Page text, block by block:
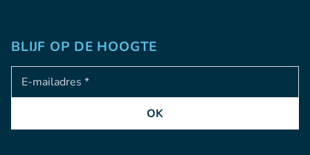
BLIJF OP DE HOOGTE
Adresse e-mail
OK